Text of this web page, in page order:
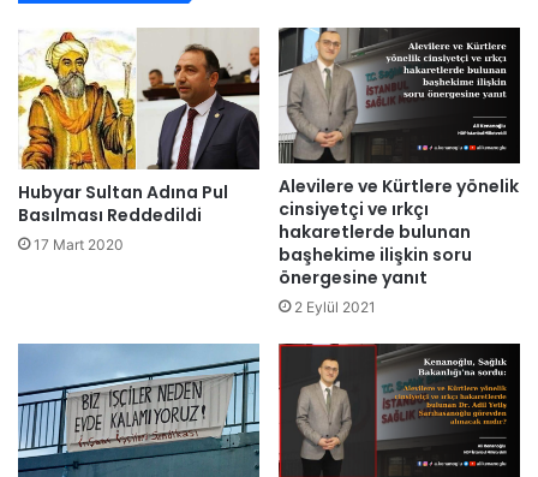
Hubyar Sultan Adına Pul
Basılması Reddedildi
17 Mart 2020
Alevilere ve Kürtlere yönelik
cinsiyetçi ve ırkçı
hakaretlerde bulunan
başhekime ilişkin soru
önergesine yanıt
2 Eylül 2021